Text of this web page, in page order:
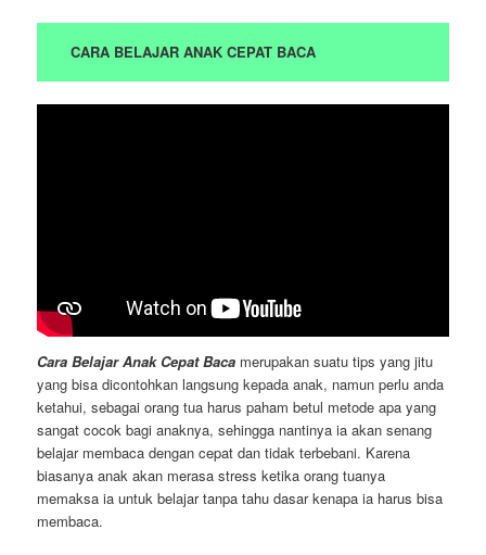
CARA BELAJAR ANAK CEPAT BACA
Cara Belajar Anak Cepat Baca merupakan suatu tips yang jitu
yang bisa dicontohkan langsung kepada anak, namun perlu anda
ketahui, sebagai orang tua harus paham betul metode apa yang
sangat cocok bagi anaknya, sehingga nantinya ia akan senang
belajar membaca dengan cepat dan tidak terbebani. Karena
biasanya anak akan merasa stress ketika orang tuanya
memaksa ia untuk belajar tanpa tahu dasar kenapa ia harus bisa
membaca.